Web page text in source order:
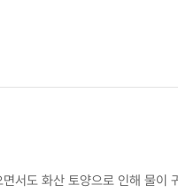
서도 화산 토양으로 인해 물